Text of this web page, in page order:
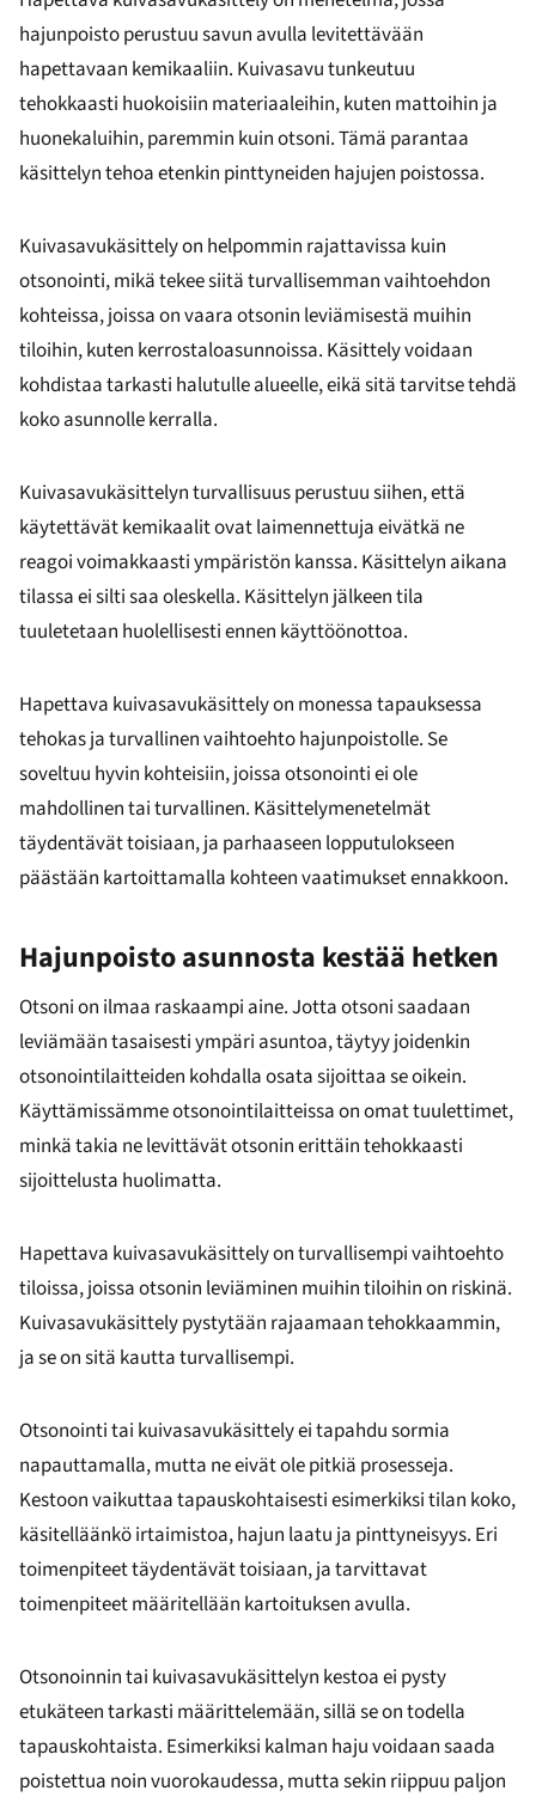
hajunpoisto perustuu savun avulla levitettävään
hapettavaan kemikaaliin. Kuivasavu tunkeutuu
tehokkaasti huokoisiin materiaaleihin, kuten mattoihin ja
huonekaluihin, paremmin kuin otsoni. Tämä parantaa
käsittelyn tehoa etenkin pinttyneiden hajujen poistossa.
Kuivasavukäsittely on helpommin rajattavissa kuin
otsonointi, mikä tekee siitä turvallisemman vaihtoehdon
kohteissa, joissa on vaara otsonin leviämisestä muihin
tiloihin, kuten kerrostaloasunnoissa. Käsittely voidaan
kohdistaa tarkasti halutulle alueelle, eikä sitä tarvitse tehdä
koko asunnolle kerralla.
Kuivasavukäsittelyn turvallisuus perustuu siihen, että
käytettävät kemikaalit ovat laimennettuja eivätkä ne
reagoi voimakkaasti ympäristön kanssa. Käsittelyn aikana
tilassa ei silti saa oleskella. Käsittelyn jälkeen tila
tuuletetaan huolellisesti ennen käyttöönottoa.
Hapettava kuivasavukäsittely on monessa tapauksessa
tehokas ja turvallinen vaihtoehto hajunpoistolle. Se
soveltuu hyvin kohteisiin, joissa otsonointi ei ole
mahdollinen tai turvallinen. Käsittelymenetelmät
täydentävät toisiaan, ja parhaaseen lopputulokseen
päästään kartoittamalla kohteen vaatimukset ennakkoon.
Hajunpoisto asunnosta kestää hetken
Otsoni on ilmaa raskaampi aine. Jotta otsoni saadaan
leviämään tasaisesti ympäri asuntoa, täytyy joidenkin
otsonointilaitteiden kohdalla osata sijoittaa se oikein.
Käyttämissämme otsonointilaitteissa on omat tuulettimet,
minkä takia ne levittävät otsonin erittäin tehokkaasti
sijoittelusta huolimatta.
Hapettava kuivasavukäsittely on turvallisempi vaihtoehto
tiloissa, joissa otsonin leviäminen muihin tiloihin on riskinä.
Kuivasavukäsittely pystytään rajaamaan tehokkaammin,
ja se on sitä kautta turvallisempi.
Otsonointi tai kuivasavukäsittely ei tapahdu sormia
napauttamalla, mutta ne eivät ole pitkiä prosesseja.
Kestoon vaikuttaa tapauskohtaisesti esimerkiksi tilan koko,
käsitelläänkö irtaimistoa, hajun laatu ja pinttyneisyys. Eri
toimenpiteet täydentävät toisiaan, ja tarvittavat
toimenpiteet määritellään kartoituksen avulla.
Otsonoinnin tai kuivasavukäsittelyn kestoa ei pysty
etukäteen tarkasti määrittelemään, sillä se on todella
tapauskohtaista. Esimerkiksi kalman haju voidaan saada
poistettua noin vuorokaudessa, mutta sekin riippuu paljon